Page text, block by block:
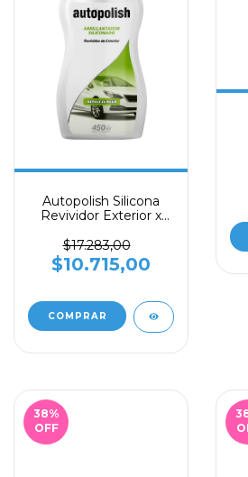
Autopolish Silicona
Revividor Exterior x
$17.283,00
$10.715,00
38%
OFF